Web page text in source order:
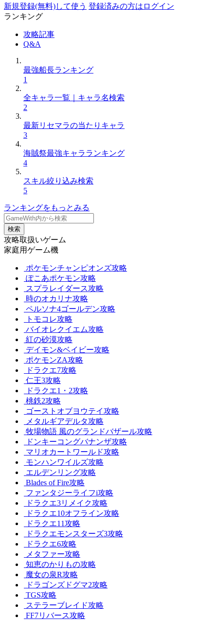
新規登録(無料)して使う 登録済みの方はログイン
ランキング
攻略記事
Q&A
最強船長ランキング
1
全キャラ一覧｜キャラ名検索
2
最新リセマラの当たりキャラ
3
海賊祭最強キャラランキング
4
スキル絞り込み検索
5
ランキングをもっとみる
検索
攻略取扱いゲーム
家庭用ゲーム機
ポケモンチャンピオンズ攻略
ぽこあポケモン攻略
スプラレイダース攻略
時のオカリナ攻略
ペルソナ4ゴールデン攻略
トモコレ攻略
バイオレクイエム攻略
紅の砂漠攻略
デイモン&ベイビー攻略
ポケモンZA攻略
ドラクエ7攻略
仁王3攻略
ドラクエ1・2攻略
桃鉄2攻略
ゴーストオブヨウテイ攻略
メタルギアデルタ攻略
牧場物語 風のグランドバザール攻略
ドンキーコングバナンザ攻略
マリオカートワールド攻略
モンハンワイルズ攻略
エルデンリング攻略
Blades of Fire攻略
ファンタジーライフi攻略
ドラクエ3リメイク攻略
ドラクエ10オフライン攻略
ドラクエ11攻略
ドラクエモンスターズ3攻略
ドラクエ6攻略
メタファー攻略
知恵のかりもの攻略
魔女の泉R攻略
ドラゴンズドグマ2攻略
TGS攻略
ステラーブレイド攻略
FF7リバース攻略